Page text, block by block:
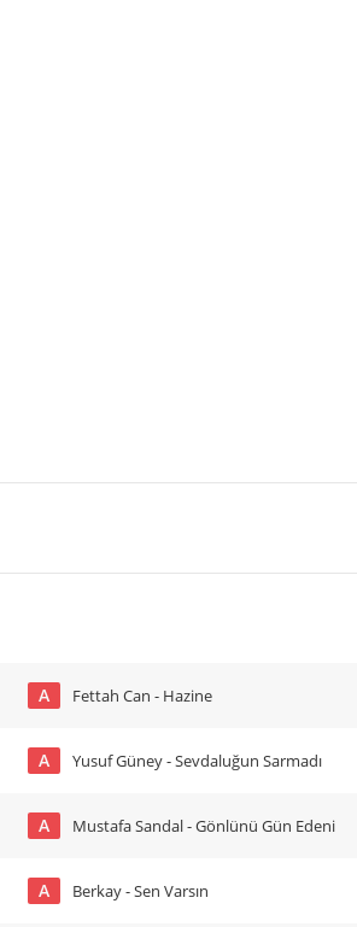
A Fettah Can - Hazine
A Yusuf Güney - Sevdaluğun Sarmadı
A Mustafa Sandal - Gönlünü Gün Edeni
A Berkay - Sen Varsın